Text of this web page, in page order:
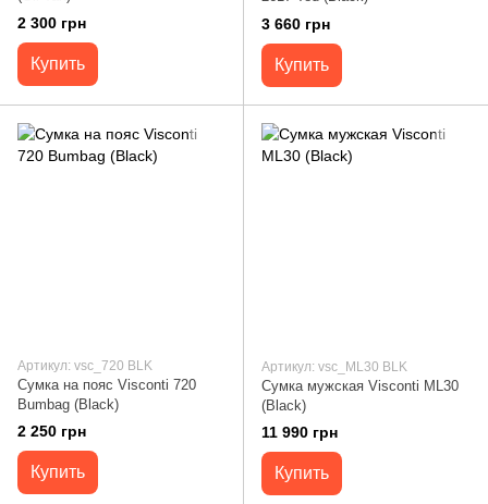
2 300 грн
Купить
3 660 грн
Купить
Артикул: vsc_720 BLK
Сумка на пояс Visconti 720
Bumbag (Black)
2 250 грн
Купить
Артикул: vsc_ML30 BLK
Сумка мужская Visconti ML30
(Black)
11 990 грн
Купить